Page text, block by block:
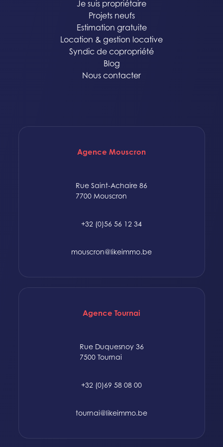
Je suis propriétaire
Projets neufs
Estimation gratuite
Location & gestion locative
Syndic de copropriété
Blog
Nous contacter
Agence Mouscron
Rue Saint-Achaire 86
7700 Mouscron
+32 (0)56 56 12 34
mouscron@likeimmo.be
Agence Tournai
Rue Duquesnoy 36
7500 Tournai
+32 (0)69 58 08 00
tournai@likeimmo.be